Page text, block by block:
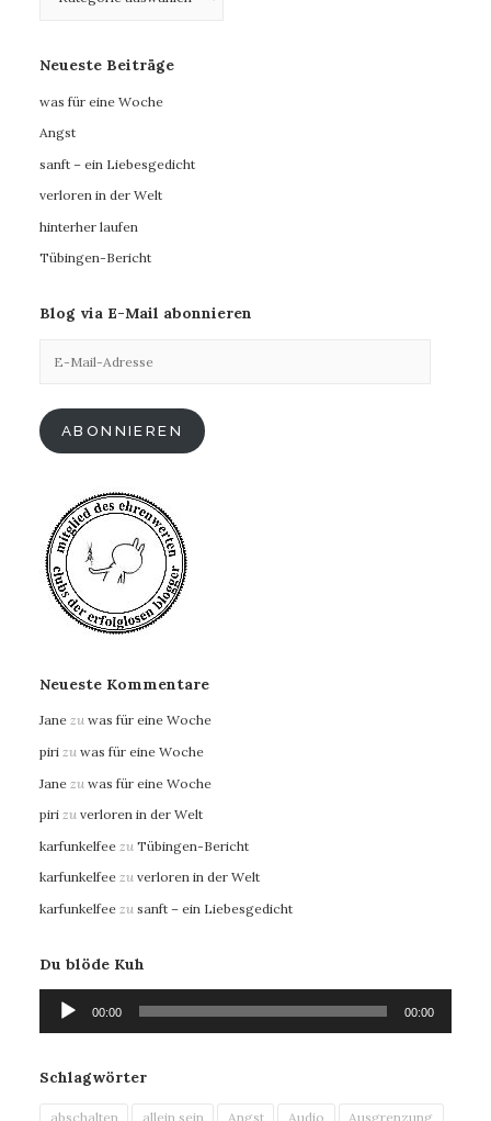
Neueste Beiträge
was für eine Woche
Angst
sanft – ein Liebesgedicht
verloren in der Welt
hinterher laufen
Tübingen-Bericht
Blog via E-Mail abonnieren
Mail-
ABONNIEREN
Neueste Kommentare
Jane zu was für eine Woche
piri zu was für eine Woche
Jane zu was für eine Woche
piri zu verloren in der Welt
karfunkelfee zu Tübingen-Bericht
karfunkelfee zu verloren in der Welt
karfunkelfee zu sanft – ein Liebesgedicht
Du blöde Kuh
Audio-
Player
00:00 00:00
Schlagwörter
abschalten allein sein Angst Audio Ausgrenzung